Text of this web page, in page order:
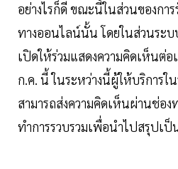
อย่างไรก็ดี ขณะนี้ในส่วนของกา
ทางออนไลน์นั้น โดยในส่วนระบ
เปิดให้ร่วมแสดงความคิดเห็นต่
ก.ค. นี้ ในระหว่างนี้ผู้ให้บริการใ
สามารถส่งความคิดเห็นผ่านช่อ
ทำการรวบรวมเพื่อนำไปสรุปเ